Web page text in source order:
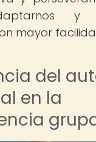
y
mayor
del
en la